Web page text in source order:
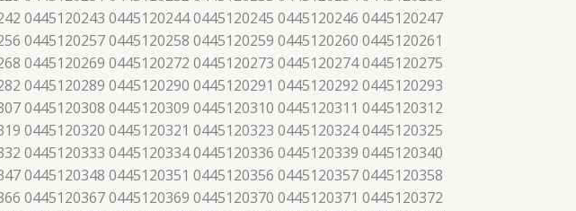
0445120243 0445120244 0445120245 0445120246 0445120247
0445120257 0445120258 0445120259 0445120260 0445120261
0445120269 0445120272 0445120273 0445120274 0445120275
0445120289 0445120290 0445120291 0445120292 0445120293
0445120308 0445120309 0445120310 0445120311 0445120312
0445120320 0445120321 0445120323 0445120324 0445120325
0445120333 0445120334 0445120336 0445120339 0445120340
0445120348 0445120351 0445120356 0445120357 0445120358
0445120367 0445120369 0445120370 0445120371 0445120372